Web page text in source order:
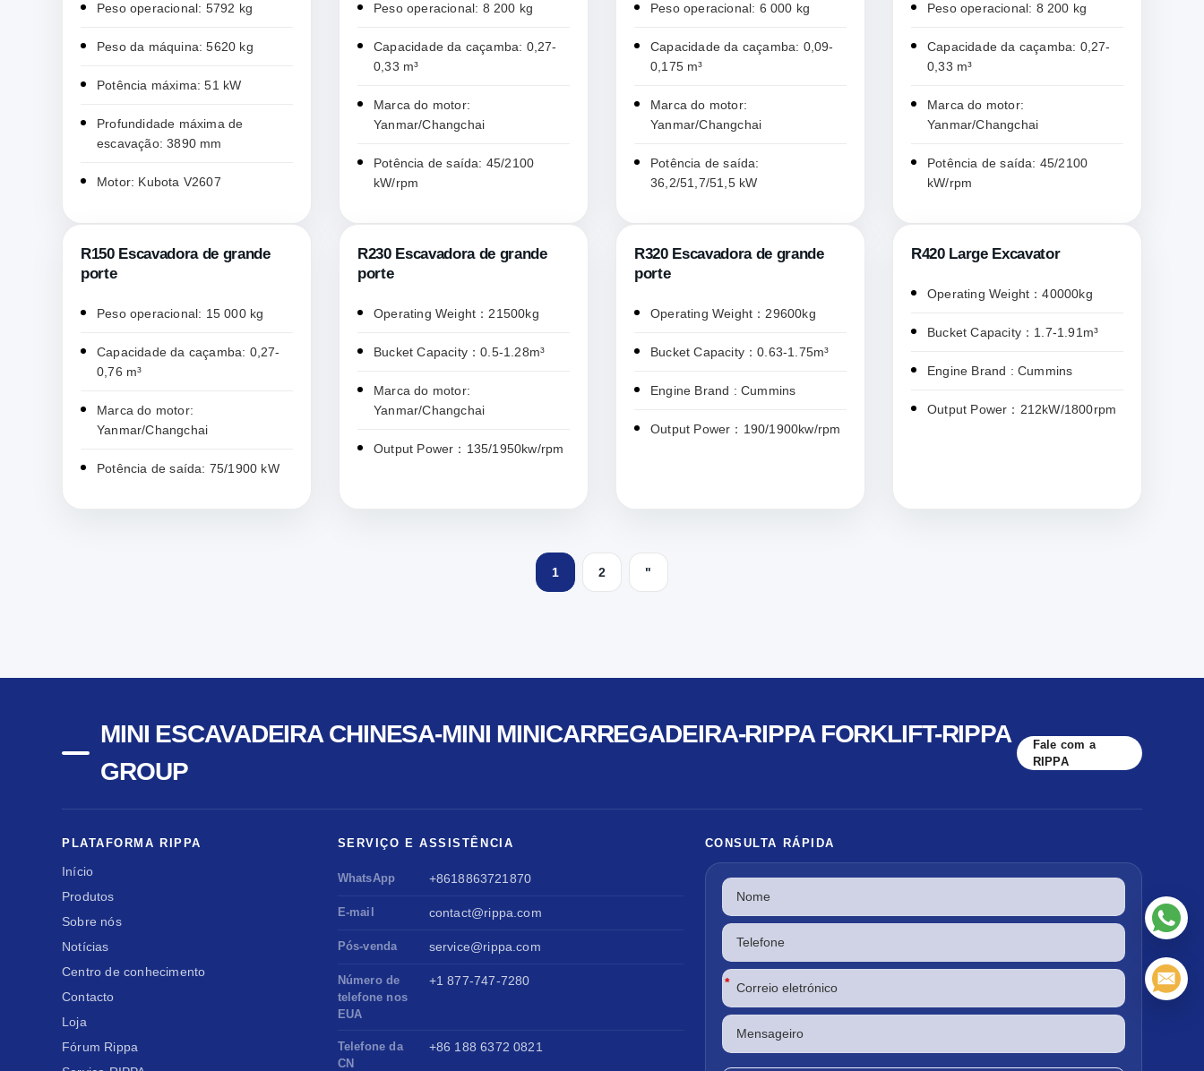
Peso operacional: 5792 kg
Peso da máquina: 5620 kg
Potência máxima: 51 kW
Profundidade máxima de
escavação: 3890 mm
Motor: Kubota V2607
Peso operacional: 8 200 kg
Capacidade da caçamba: 0,27-
0,33 m³
Marca do motor:
Yanmar/Changchai
Potência de saída: 45/2100
kW/rpm
Peso operacional: 6 000 kg
Capacidade da caçamba: 0,09-
0,175 m³
Marca do motor:
Yanmar/Changchai
Potência de saída:
36,2/51,7/51,5 kW
Peso operacional: 8 200 kg
Capacidade da caçamba: 0,27-
0,33 m³
Marca do motor:
Yanmar/Changchai
Potência de saída: 45/2100
kW/rpm
R150 Escavadora de grande
porte
Peso operacional: 15 000 kg
Capacidade da caçamba: 0,27-
0,76 m³
Marca do motor:
Yanmar/Changchai
Potência de saída: 75/1900 kW
R230 Escavadora de grande
porte
Operating Weight：21500kg
Bucket Capacity：0.5-1.28m³
Marca do motor:
Yanmar/Changchai
Output Power：135/1950kw/rpm
R320 Escavadora de grande
porte
Operating Weight：29600kg
Bucket Capacity：0.63-1.75m³
Engine Brand : Cummins
Output Power：190/1900kw/rpm
R420 Large Excavator
Operating Weight：40000kg
Bucket Capacity：1.7-1.91m³
Engine Brand : Cummins
Output Power：212kW/1800rpm
1 2 "
MINI ESCAVADEIRA CHINESA-MINI MINICARREGADEIRA-RIPPA FORKLIFT-RIPPA
GROUP
Fale com a
RIPPA
PLATAFORMA RIPPA
Início
Produtos
Sobre nós
Notícias
Centro de conhecimento
Contacto
Loja
Fórum Rippa
SERVIÇO E ASSISTÊNCIA
WhatsApp +8618863721870
E-mail contact@rippa.com
Pós-venda service@rippa.com
Número de
telefone nos
EUA
+1 877-747-7280
Telefone da
CN
+86 188 6372 0821
CONSULTA RÁPIDA
*